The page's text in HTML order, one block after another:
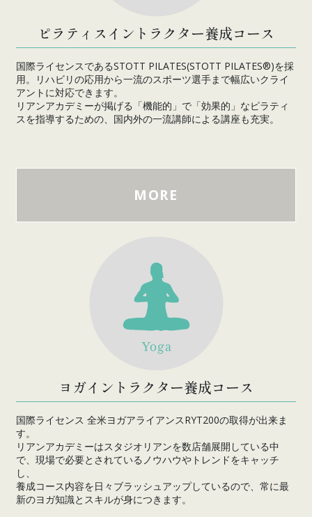
ピラティスイントラクター養成コース
国際ライセンスであるSTOTT PILATES(STOTT PILATES®)を採
用。リハビリの応用から一流のスポーツ選手まで幅広いクライ
アントに対応できます。
リアンアカデミーが掲げる「機能的」で「効果的」なピラティ
スを指導するための、国内外の一流講師による講座も充実。
MORE
ヨガイントラクター養成コース
国際ライセンス 全米ヨガアライアンスRYT200の取得が出来ま
す。
リアンアカデミーはスタジオリアンを数店舗展開している中
で、現場で必要とされているノウハウやトレンドをキャッチ
し、
養成コース内容を日々ブラッシュアップしているので、常に最
新のヨガ知識とスキルが身につきます。